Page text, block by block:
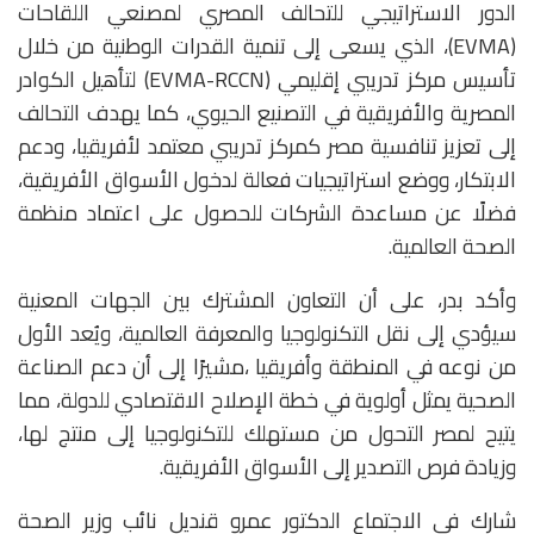
الدور الاستراتيجي للتحالف المصري لمصنعي اللقاحات
(EVMA)، الذي يسعى إلى تنمية القدرات الوطنية من خلال
تأسيس مركز تدريبي إقليمي (EVMA-RCCN) لتأهيل الكوادر
المصرية والأفريقية في التصنيع الحيوي، كما يهدف التحالف
إلى تعزيز تنافسية مصر كمركز تدريبي معتمد لأفريقيا، ودعم
الابتكار، ووضع استراتيجيات فعالة لدخول الأسواق الأفريقية،
فضلًا عن مساعدة الشركات للحصول على اعتماد منظمة
الصحة العالمية.
وأكد بدر، على أن التعاون المشترك بين الجهات المعنية
سيؤدي إلى نقل التكنولوجيا والمعرفة العالمية، ويُعد الأول
من نوعه في المنطقة وأفريقيا ،مشيرًا إلى أن دعم الصناعة
الصحية يمثل أولوية في خطة الإصلاح الاقتصادي للدولة، مما
يتيح لمصر التحول من مستهلك للتكنولوجيا إلى منتج لها،
وزيادة فرص التصدير إلى الأسواق الأفريقية.
شارك في الاجتماع الدكتور عمرو قنديل نائب وزير الصحة